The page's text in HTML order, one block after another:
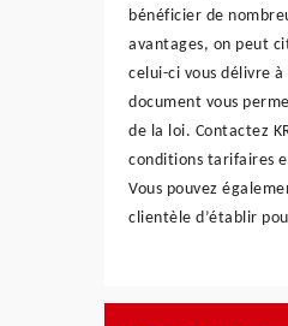
bénéficier de
avantages, on peut
celui-ci vous délivre
document vous
de la loi. Contactez
conditions tarifaires
Vous pouvez
clientèle d’établir